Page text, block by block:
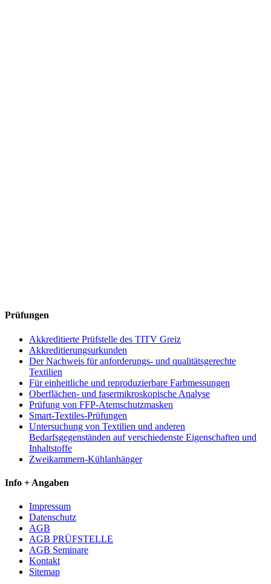
Prüfungen
Akkreditierte Prüfstelle des TITV Greiz
Akkreditierungsurkunden
Der Nachweis für anforderungs- und qualitätsgerechte
Textilien
Für einheitliche und reproduzierbare Farbmessungen
Oberflächen- und fasermikroskopische Analyse
Prüfung von FFP-Atemschutzmasken
Smart-Textiles-Prüfungen
Untersuchung von Textilien und anderen
Bedarfsgegenständen auf verschiedenste Eigenschaften und
Inhaltstoffe
Zweikammern-Kühlanhänger
Info + Angaben
Impressum
Datenschutz
AGB
AGB PRÜFSTELLE
AGB Seminare
Kontakt
Sitemap